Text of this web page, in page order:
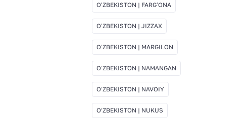
OʻZBEKISTON | FARGʻONA
OʻZBEKISTON | JIZZAX
OʻZBEKISTON | MARGILON
OʻZBEKISTON | NAMANGAN
OʻZBEKISTON | NAVOIY
OʻZBEKISTON | NUKUS